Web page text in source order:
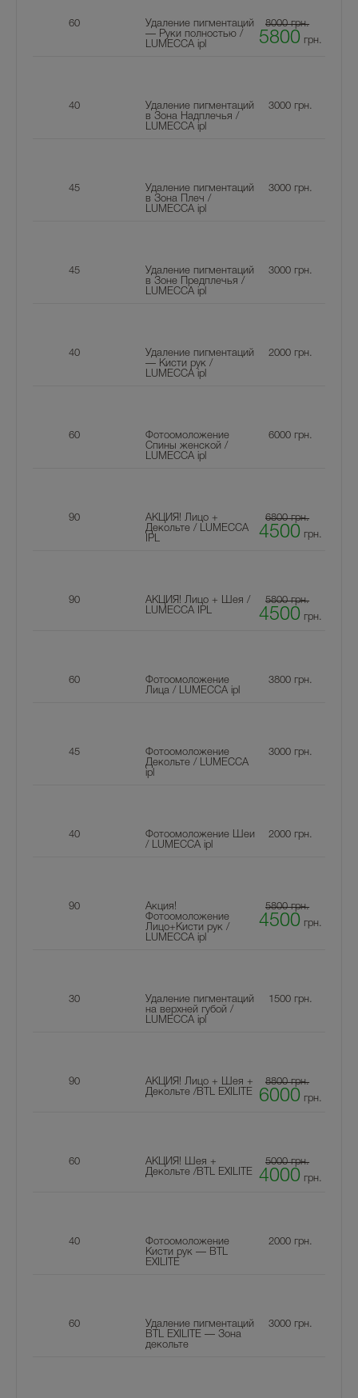
60
Удаление пигментаций
— Руки полностью /
LUMECCA ipl
8000 грн.
5800 грн.
40
Удаление пигментаций
в Зона Надплечья /
LUMECCA ipl
3000 грн.
45
Удаление пигментаций
в Зона Плеч /
LUMECCA ipl
3000 грн.
45
Удаление пигментаций
в Зоне Предплечья /
LUMECCA ipl
3000 грн.
40
Удаление пигментаций
— Кисти рук /
LUMECCA ipl
2000 грн.
60
Фотоомоложение
Спины женской /
LUMECCA ipl
6000 грн.
90
АКЦИЯ! Лицо +
Декольте / LUMECCA
IPL
6800 грн.
4500 грн.
90
АКЦИЯ! Лицо + Шея /
LUMECCA IPL
5800 грн.
4500 грн.
60
Фотоомоложение
Лица / LUMECCA ipl
3800 грн.
45
Фотоомоложение
Декольте / LUMECCA
ipl
3000 грн.
40
Фотоомоложение Шеи
/ LUMECCA ipl
2000 грн.
90
Акция!
Фотоомоложение
Лицо+Кисти рук /
LUMECCA ipl
5800 грн.
4500 грн.
30
Удаление пигментаций
на верхней губой /
LUMECCA ipl
1500 грн.
90
АКЦИЯ! Лицо + Шея +
Декольте /BTL EXILITE
8800 грн.
6000 грн.
60
АКЦИЯ! Шея +
Декольте /BTL EXILITE
5000 грн.
4000 грн.
40
Фотоомоложение
Кисти рук — BTL
EXILITE
2000 грн.
60
Удаление пигментаций
BTL EXILITE — Зона
декольте
3000 грн.